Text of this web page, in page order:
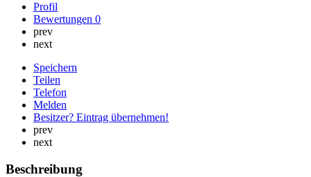
Profil
Bewertungen 0
prev
next
Speichern
Teilen
Telefon
Melden
Besitzer? Eintrag übernehmen!
prev
next
Beschreibung